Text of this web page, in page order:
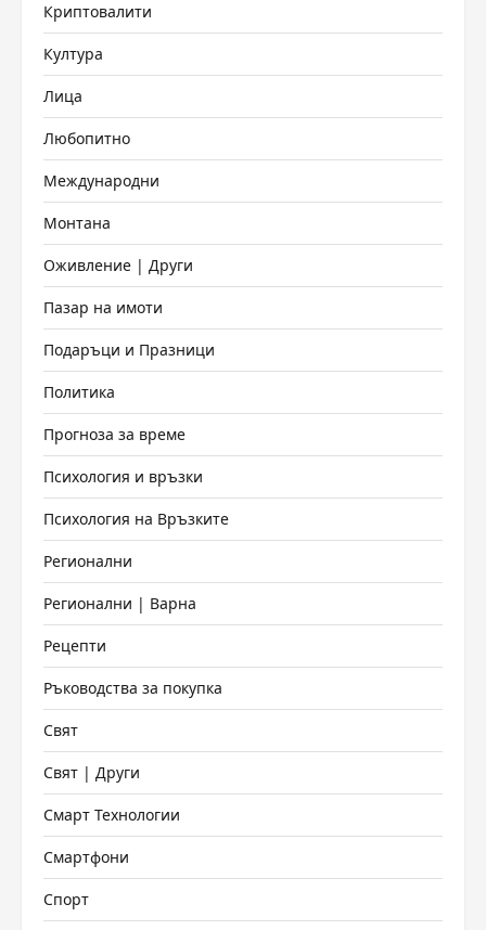
Криптовалити
Култура
Лица
Любопитно
Международни
Монтана
Оживление | Други
Пазар на имоти
Подаръци и Празници
Политика
Прогноза за време
Психология и връзки
Психология на Връзките
Регионални
Регионални | Варна
Рецепти
Ръководства за покупка
Свят
Свят | Други
Смарт Технологии
Смартфони
Спорт